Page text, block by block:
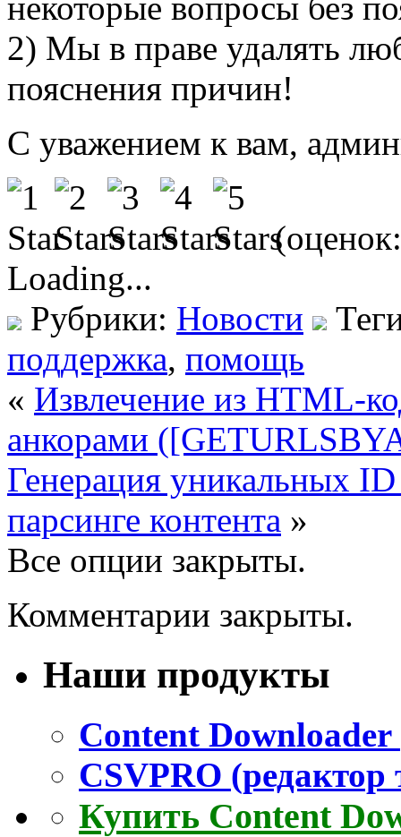
2) Мы в праве удалять
пояснения причин!
С уважением к вам,
Loading...
Рубрики: Новости
поддержка, помощь
« Извлечение из HTML-
анкорами
Генерация уникальных
парсинге контента »
Все опции закрыты.
Комментарии закрыты.
Наши продукты
Content Downloader
CSVPRO (редактор
Купить Content